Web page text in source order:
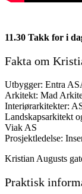
11.30 Takk for i
Fakta om
Utbygger: Entra
Arkitekt: Mad
Interiørarkitekter:
Landskapsarkitekt
Viak AS
Prosjektledelse:
Kristian Augusts
Praktisk